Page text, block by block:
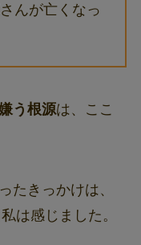
んが亡くなっ
う根源は、ここ
たきっかけは、
は感じました。